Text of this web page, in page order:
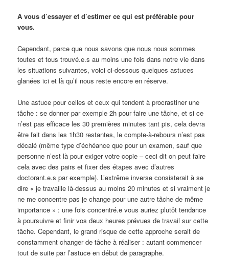
A vous d’essayer et d’estimer ce qui est préférable pour
vous.
Cependant, parce que nous savons que nous nous sommes
toutes et tous trouvé.e.s au moins une fois dans notre vie dans
les situations suivantes, voici ci-dessous quelques astuces
glanées ici et là qu’il nous reste encore en réserve.
Une astuce pour celles et ceux qui tendent à procrastiner une
tâche : se donner par exemple 2h pour faire une tâche, et si ce
n’est pas efficace les 30 premières minutes tant pis, cela devra
être fait dans les 1h30 restantes, le compte-à-rebours n’est pas
décalé (même type d’échéance que pour un examen, sauf que
personne n’est là pour exiger votre copie – ceci dit on peut faire
cela avec des pairs et fixer des étapes avec d’autres
doctorant.e.s par exemple). L’extrême inverse consisterait à se
dire « je travaille là-dessus au moins 20 minutes et si vraiment je
ne me concentre pas je change pour une autre tâche de même
importance » : une fois concentré.e vous auriez plutôt tendance
à poursuivre et finir vos deux heures prévues de travail sur cette
tâche. Cependant, le grand risque de cette approche serait de
constamment changer de tâche à réaliser : autant commencer
tout de suite par l’astuce en début de paragraphe.